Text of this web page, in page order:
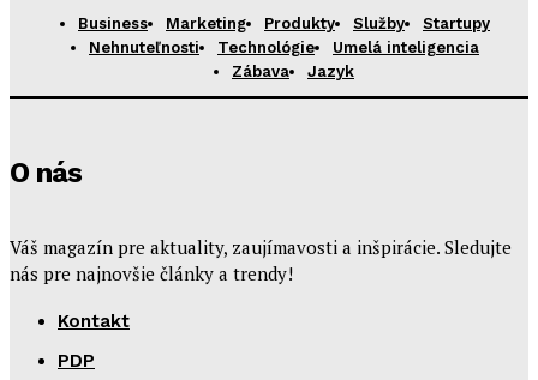
Business Marketing Produkty Služby
Startupy
Nehnuteľnosti
Technológie
Umelá inteligencia
Zábava
Jazyk
O nás
Váš magazín pre aktuality, zaujímavosti a inšpirácie. Sledujte
nás pre najnovšie články a trendy!
Kontakt
PDP